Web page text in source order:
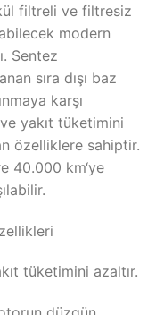
filtreli ve filtresiz
modern
Sentez
sıra dışı baz
karşı
yakıt tüketimini
özelliklere sahiptir.
40.000 km‘ye
tüketimini azaltır.